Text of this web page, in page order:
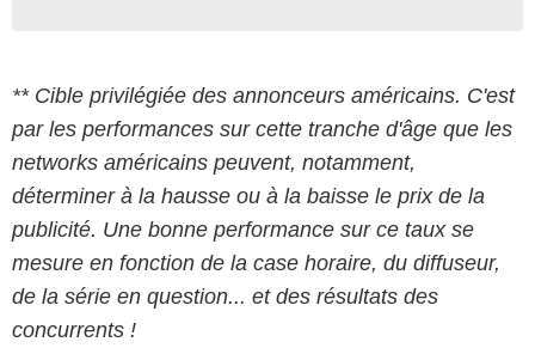
** Cible privilégiée des annonceurs américains. C'est
par les performances sur cette tranche d'âge que les
networks américains peuvent, notamment,
déterminer à la hausse ou à la baisse le prix de la
publicité. Une bonne performance sur ce taux se
mesure en fonction de la case horaire, du diffuseur,
de la série en question... et des résultats des
concurrents !